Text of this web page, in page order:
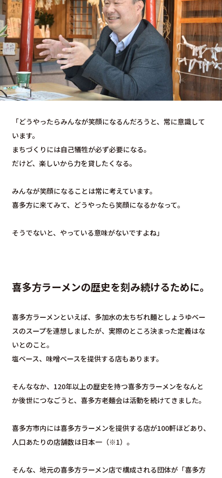
「どうやったらみんなが笑顔になるんだろうと、常に意識して
います。
まちづくりには自己犠牲が必ず必要になる。
だけど、楽しいから力を貸したくなる。
みんなが笑顔になることは常に考えています。
喜多方に来てみて、どうやったら笑顔になるかなって。
そうでないと、やっている意味がないですよね」
喜多方ラーメンの歴史を刻み続けるために。
喜多方ラーメンといえば、多加水の太ちぢれ麺としょうゆベー
スのスープを連想しましたが、実際のところ決まった定義はな
いとのこと。
塩ベース、味噌ベースを提供する店もあります。
そんななか、120年以上の歴史を持つ喜多方ラーメンをなんと
か後世につなごうと、喜多方老麺会は活動を続けてきました。
喜多方市内には喜多方ラーメンを提供する店が100軒ほどあり、
人口あたりの店舗数は日本一（※1）。
そんな、地元の喜多方ラーメン店で構成される団体が「喜多方